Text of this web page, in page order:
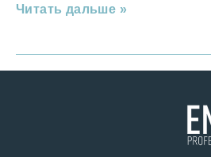
Читать дальше »